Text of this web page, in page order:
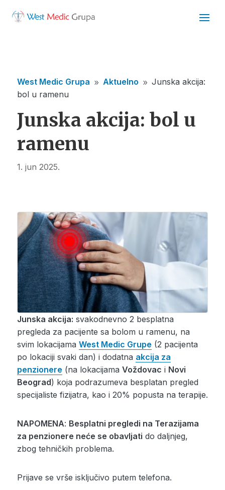
West Medic Grupa 9 Aktuelno 9 Junska akcija:
bol u ramenu
Junska akcija: bol u
ramenu
1. jun 2025.
Junska akcija: svakodnevno 2 besplatna
pregleda za pacijente sa bolom u ramenu, na
svim lokacijama West Medic Grupe (2 pacijenta
po lokaciji svaki dan) i dodatna akcija za
penzionere (na lokacijama Voždovac i Novi
Beograd) koja podrazumeva besplatan pregled
specijaliste fizijatra, kao i 20% popusta na terapije.
NAPOMENA: Besplatni pregledi na Terazijama
za penzionere neće se obavljati do daljnjeg,
zbog tehničkih problema.
Prijave se vrše isključivo putem telefona.